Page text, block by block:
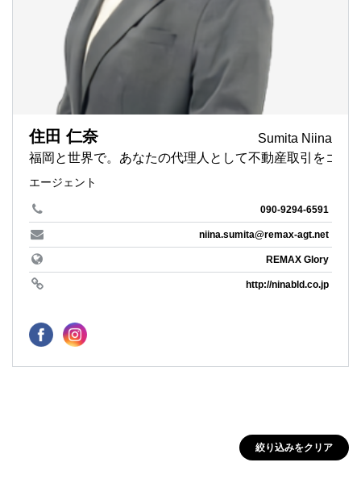
住田 仁奈
Sumita Niina
福岡と世界で。あなたの代理人として不動産取引をゴー
エージェント
090-9294-6591
niina.sumita@remax-agt.net
REMAX Glory
http://ninabld.co.jp
絞り込みをクリア